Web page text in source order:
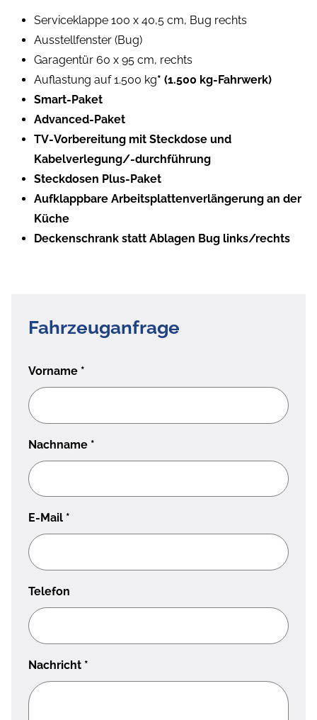
Serviceklappe 100 x 40,5 cm, Bug rechts
Ausstellfenster (Bug)
Garagentür 60 x 95 cm, rechts
Auflastung auf 1.500 kg* (1.500 kg-Fahrwerk)
Smart-Paket
Advanced-Paket
TV-Vorbereitung mit Steckdose und
Kabelverlegung/-durchführung
Steckdosen Plus-Paket
Aufklappbare Arbeitsplattenverlängerung an der
Küche
Deckenschrank statt Ablagen Bug links/rechts
Fahrzeuganfrage
Vorname *
Nachname *
E-Mail *
Telefon
Nachricht *